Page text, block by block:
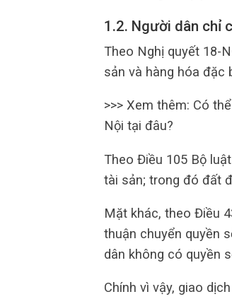
1.2. Người dân chỉ
Theo Nghị quyết 18-
sản và hàng hóa đặc
>>> Xem thêm: Có
Nội tại đâu?
Theo Điều 105 Bộ
tài sản; trong đó đất
Mặt khác, theo Điều
thuận chuyển quyền
dân không có quyền
Chính vì vậy, giao